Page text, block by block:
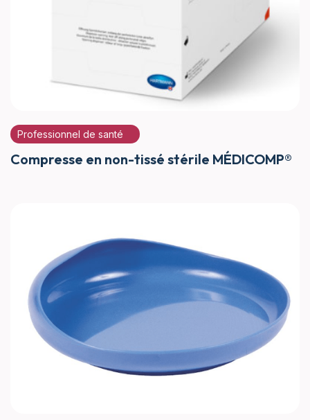
Professionnel de santé
Compresse en non-tissé stérile MÉDICOMP®